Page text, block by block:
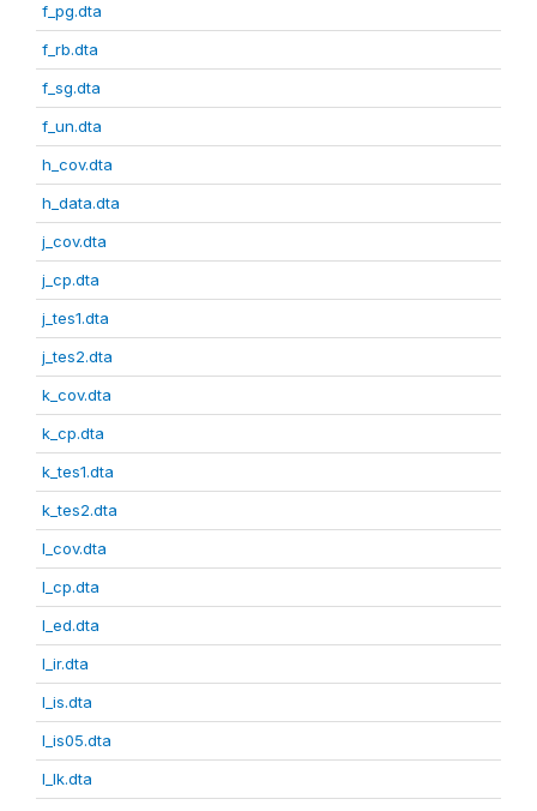
f_pg.dta
f_rb.dta
f_sg.dta
f_un.dta
h_cov.dta
h_data.dta
j_cov.dta
j_cp.dta
j_tes1.dta
j_tes2.dta
k_cov.dta
k_cp.dta
k_tes1.dta
k_tes2.dta
l_cov.dta
l_cp.dta
l_ed.dta
l_ir.dta
l_is.dta
l_is05.dta
l_lk.dta